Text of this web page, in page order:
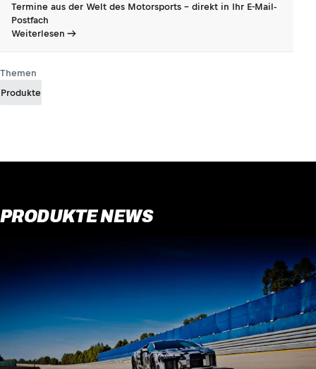
Termine aus der Welt des Motorsports - direkt in Ihr E-Mail-
Postfach
Weiterlesen
Themen
Produkte
PRODUKTE NEWS